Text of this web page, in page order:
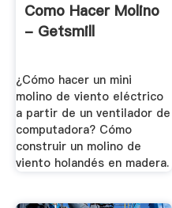
Como Hacer Molino
- Getsmill
¿Cómo hacer un mini
molino de viento eléctrico
a partir de un ventilador de
computadora? Cómo
construir un molino de
viento holandés en madera.